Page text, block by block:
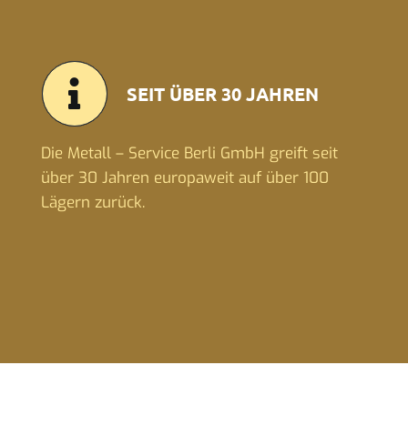
SEIT ÜBER 30 JAHREN
Die Metall – Service Berli GmbH greift seit
über 30 Jahren europaweit auf über 100
Lägern zurück.